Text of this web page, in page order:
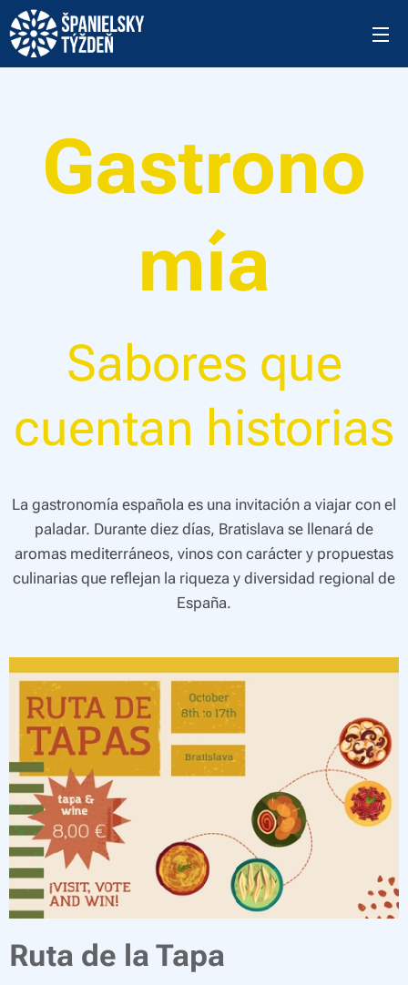
Gastrono
mía
Sabores que
cuentan historias
La gastronomía española es una invitación a viajar con el
paladar. Durante diez días, Bratislava se llenará de
aromas mediterráneos, vinos con carácter y propuestas
culinarias que reflejan la riqueza y diversidad regional de
España.
Ruta de la Tapa